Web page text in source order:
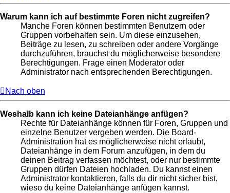
Warum kann ich auf bestimmte Foren nicht zugreifen?
Manche Foren können bestimmten Benutzern oder
Gruppen vorbehalten sein. Um diese einzusehen,
Beiträge zu lesen, zu schreiben oder andere Vorgänge
durchzuführen, brauchst du möglicherweise besondere
Berechtigungen. Frage einen Moderator oder
Administrator nach entsprechenden Berechtigungen.
Nach oben
Weshalb kann ich keine Dateianhänge anfügen?
Rechte für Dateianhänge können für Foren, Gruppen und
einzelne Benutzer vergeben werden. Die Board-
Administration hat es möglicherweise nicht erlaubt,
Dateianhänge in dem Forum anzufügen, in dem du
deinen Beitrag verfassen möchtest, oder nur bestimmte
Gruppen dürfen Dateien hochladen. Du kannst einen
Administrator kontaktieren, falls du dir nicht sicher bist,
wieso du keine Dateianhänge anfügen kannst.